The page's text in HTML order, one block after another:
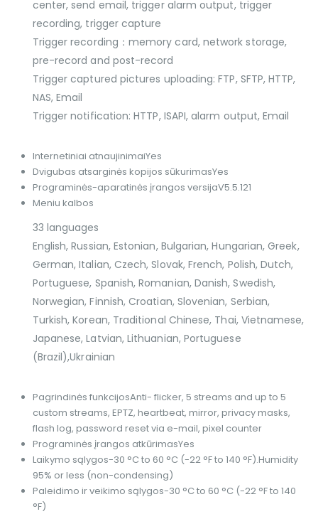
center, send email, trigger alarm output, trigger
recording, trigger capture
Trigger recording：memory card, network storage,
pre-record and post-record
Trigger captured pictures uploading: FTP, SFTP, HTTP,
NAS, Email
Trigger notification: HTTP, ISAPI, alarm output, Email
Internetiniai atnaujinimaiYes
Dvigubas atsarginės kopijos sūkurimasYes
Programinės-aparatinės įrangos versijaV5.5.121
Meniu kalbos
33 languages
English, Russian, Estonian, Bulgarian, Hungarian, Greek,
German, Italian, Czech, Slovak, French, Polish, Dutch,
Portuguese, Spanish, Romanian, Danish, Swedish,
Norwegian, Finnish, Croatian, Slovenian, Serbian,
Turkish, Korean, Traditional Chinese, Thai, Vietnamese,
Japanese, Latvian, Lithuanian, Portuguese
(Brazil),Ukrainian
Pagrindinės funkcijosAnti- flicker, 5 streams and up to 5
custom streams, EPTZ, heartbeat, mirror, privacy masks,
flash log, password reset via e-mail, pixel counter
Programinės įrangos atkūrimasYes
Laikymo sąlygos-30 °C to 60 °C (-22 °F to 140 °F).Humidity
95% or less (non-condensing)
Paleidimo ir veikimo sąlygos-30 °C to 60 °C (-22 °F to 140
°F)